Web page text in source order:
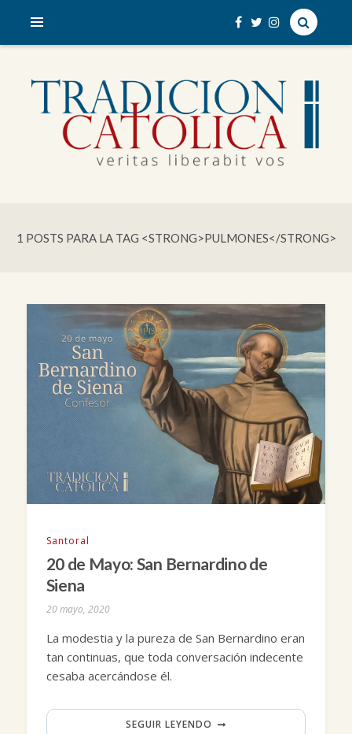
1 POSTS PARA LA TAG <STRONG>PULMONES</STRONG>
Santoral
20 de Mayo: San Bernardino de
Siena
20 mayo, 2020
La modestia y la pureza de San Bernardino eran
tan continuas, que toda conversación indecente
cesaba acercándose él.
SEGUIR LEYENDO